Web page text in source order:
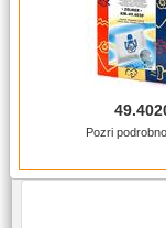
Pozri